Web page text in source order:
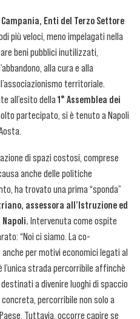
Campania, Enti del Terzo Settore
più veloci, meno impelagati nella
beni pubblici inutilizzati,
alla cura e alla
territoriale.
all’esito della 1° Assemblea dei
partecipato, si è tenuto a Napoli
di spazi costosi, comprese
anche delle politiche
ha trovato una prima “sponda”
assessora all’Istruzione ed
Intervenuta come ospite
“Noi ci siamo. La co-
per motivi economici legati al
strada percorribile affinchè
a divenire luoghi di spaccio
percorribile non solo a
Tuttavia, occorre capire se